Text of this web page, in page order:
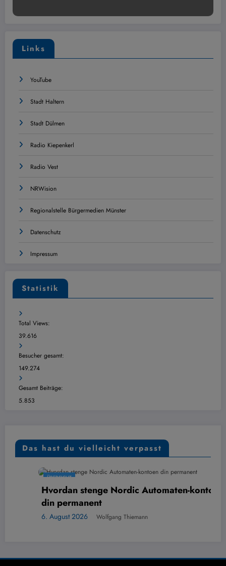
Links
YouTube
Stadt Haltern
Stadt Dülmen
Radio Kiepenkerl
Radio Vest
NRWision
Regionalstelle Bürgermedien Münster
Datenschutz
Impressum
Statistik
Total Views:
39.616
Besucher gesamt:
149.274
Gesamt Beiträge:
5.853
Das hast du vielleicht verpasst
ÜBERSICHT
Hvordan stenge Nordic Automaten-kontoen
din permanent
6. August 2026 Wolfgang Thiemann